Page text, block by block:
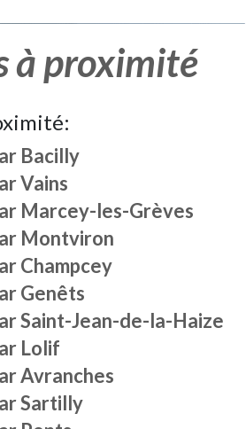
à proximité
Bacilly
Vains
Marcey-les-Grèves
Montviron
Champcey
Genêts
Saint-Jean-de-la-Haize
Lolif
Avranches
Sartilly